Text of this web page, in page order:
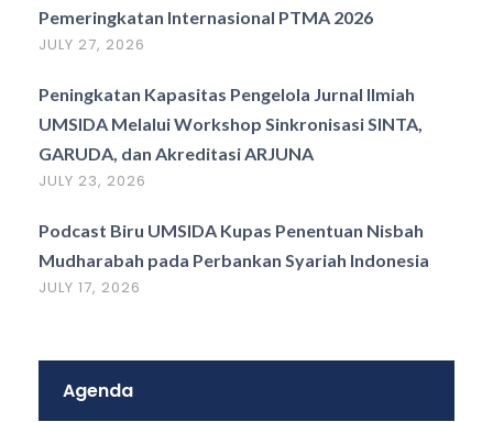
Pemeringkatan Internasional PTMA 2026
JULY 27, 2026
Peningkatan Kapasitas Pengelola Jurnal Ilmiah
UMSIDA Melalui Workshop Sinkronisasi SINTA,
GARUDA, dan Akreditasi ARJUNA
JULY 23, 2026
Podcast Biru UMSIDA Kupas Penentuan Nisbah
Mudharabah pada Perbankan Syariah Indonesia
JULY 17, 2026
Agenda